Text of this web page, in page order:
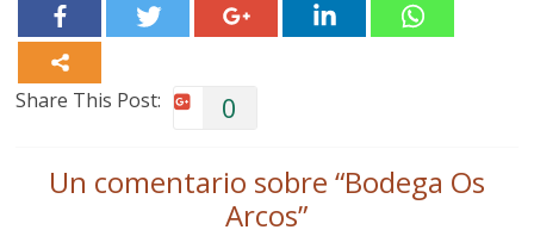
Share This Post: 0
Un comentario sobre “Bodega Os
Arcos”